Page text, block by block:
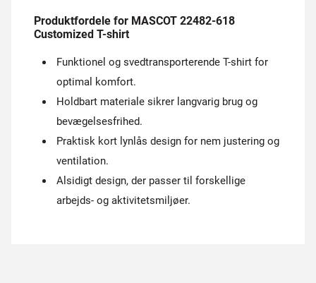
Produktfordele for MASCOT 22482-618
Customized T-shirt
Funktionel og svedtransporterende T-shirt for
optimal komfort.
Holdbart materiale sikrer langvarig brug og
bevægelsesfrihed.
Praktisk kort lynlås design for nem justering og
ventilation.
Alsidigt design, der passer til forskellige
arbejds- og aktivitetsmiljøer.